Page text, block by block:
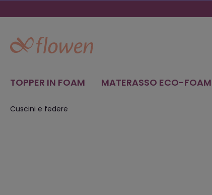
TOPPER IN FOAM MATERASSO ECO-FOAM
Cuscini e federe